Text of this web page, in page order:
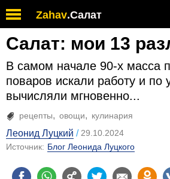
Zahav.Салат
Салат: мои 13
В самом начале 90-х масса
поваров искали работу и по
вычисляли мгновенно...
рецепты овощи кулинария
Леонид Луцкий
29.10.2024
Источник: Блог Леонида Луцкого